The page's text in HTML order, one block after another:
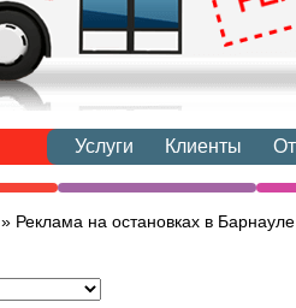
Услуги Клиенты
» Реклама на остановках в Барнауле